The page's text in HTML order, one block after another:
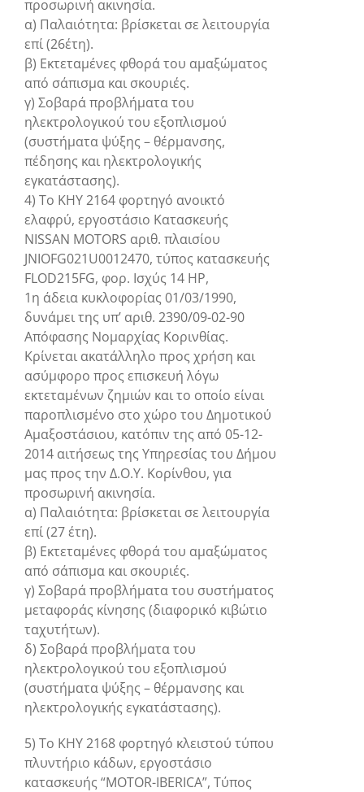
προσωρινή ακινησία.
α) Παλαιότητα: βρίσκεται σε λειτουργία
επί (26έτη).
β) Εκτεταμένες φθορά του αμαξώματος
από σάπισμα και σκουριές.
γ) Σοβαρά προβλήματα του
ηλεκτρολογικού του εξοπλισμού
(συστήματα ψύξης – θέρμανσης,
πέδησης και ηλεκτρολογικής
εγκατάστασης).
4) Το ΚΗΥ 2164 φορτηγό ανοικτό
ελαφρύ, εργοστάσιο Κατασκευής
NISSAN MOTORS αριθ. πλαισίου
JNIOFG021U0012470, τύπος κατασκευής
FLOD215FG, φορ. Ισχύς 14 ΗΡ,
1η άδεια κυκλοφορίας 01/03/1990,
δυνάμει της υπ’ αριθ. 2390/09-02-90
Απόφασης Νομαρχίας Κορινθίας.
Κρίνεται ακατάλληλο προς χρήση και
ασύμφορο προς επισκευή λόγω
εκτεταμένων ζημιών και το οποίο είναι
παροπλισμένο στο χώρο του Δημοτικού
Αμαξοστάσιου, κατόπιν της από 05-12-
2014 αιτήσεως της Υπηρεσίας του Δήμου
μας προς την Δ.Ο.Υ. Κορίνθου, για
προσωρινή ακινησία.
α) Παλαιότητα: βρίσκεται σε λειτουργία
επί (27 έτη).
β) Εκτεταμένες φθορά του αμαξώματος
από σάπισμα και σκουριές.
γ) Σοβαρά προβλήματα του συστήματος
μεταφοράς κίνησης (διαφορικό κιβώτιο
ταχυτήτων).
δ) Σοβαρά προβλήματα του
ηλεκτρολογικού του εξοπλισμού
(συστήματα ψύξης – θέρμανσης και
ηλεκτρολογικής εγκατάστασης).
5) Το ΚΗΥ 2168 φορτηγό κλειστού τύπου
πλυντήριο κάδων, εργοστάσιο
κατασκευής “MOTOR-IBERICA”, Τύπος